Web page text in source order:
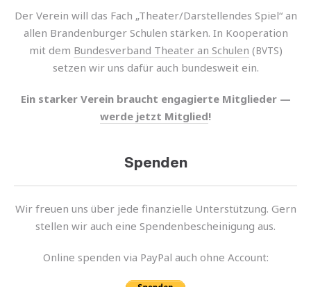
Der Verein will das Fach „Theater/Darstellendes Spiel“ an
allen Brandenburger Schulen stär­ken. In Kooperation
mit dem Bundesverband Theater an Schulen (BVTS)
setzen wir uns dafür auch bundes­weit ein.
Ein star­ker Verein braucht enga­gierte Mitglieder —
werde jetzt Mitglied!
Spenden
Wir freuen uns über jede finan­zi­elle Unterstützung. Gern
stel­len wir auch eine Spendenbescheinigung aus.
Online spen­den via PayPal auch ohne Account: